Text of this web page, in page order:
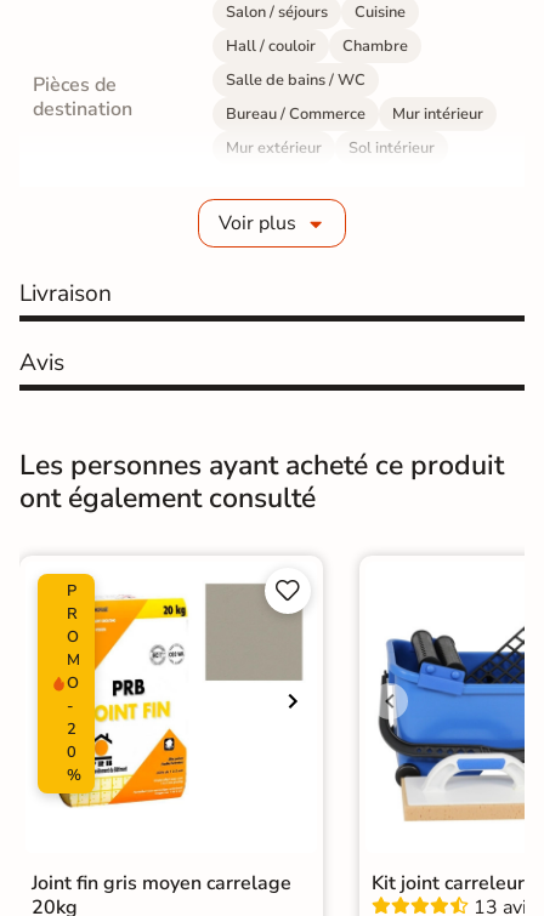
Pièces de
destination
Salon / séjours
Cuisine
Hall / couloir
Chambre
Salle de bains / WC
Bureau / Commerce
Mur intérieur
Mur extérieur
Sol intérieur
Grès cérame émaillé
Epaisseur
Coefficient
antidérapant
l'usure
Masse colorée Non
Type de motif Motif unique
Bords Non-rectifié
Finition
Surface Antidérapante
Résistant au Gel
Plancher
Voir plus
Livraison
Avis
Les personnes ayant acheté ce produit
ont également consulté
P
R
O
M
O
-
2
0
%


Joint fin gris moyen carrelage
20kg
Kit joint carreleur
13 avis